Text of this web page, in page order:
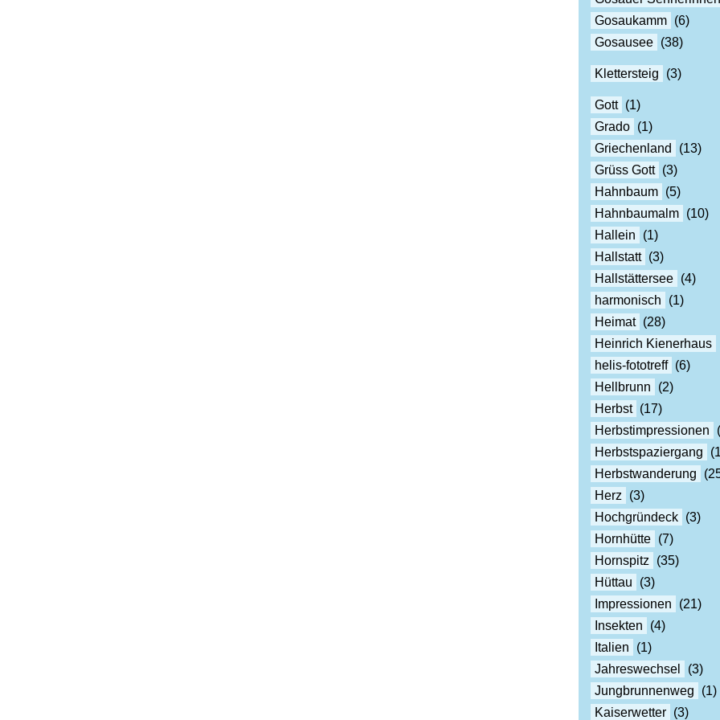
Gosaukamm (6)
Gosausee (38)
Klettersteig (3)
Gott (1)
Grado (1)
Griechenland
(13)
Grüss Gott (3)
Hahnbaum (5)
Hahnbaumalm (10)
Hallein
(1)
Hallstatt (3)
Hallstättersee (4)
harmonisch
(1)
Heimat (28)
Heinrich Kienerhaus
helis-fototreff (6)
Hellbrunn
(2)
Herbst (17)
Herbstimpressionen
Herbstspaziergang
Herbstwanderung
Herz
(3)
Hochgründeck (3)
Hornhütte (7)
Hornspitz
(35)
Hüttau
(3)
Impressionen
(21)
Insekten
(4)
Italien
(1)
Jahreswechsel
(3)
Jungbrunnenweg
(1)
Kaiserwetter (3)